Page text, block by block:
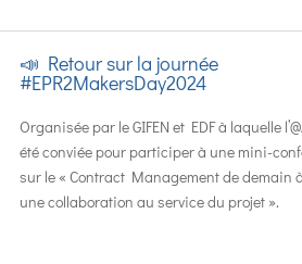
📣 Retour sur la journée
#EPR2MakersDay2024
Organisée par le GIFEN et EDF à laquelle
été conviée pour participer à une mini-
sur le « Contract Management de demain
une collaboration au service du projet ».